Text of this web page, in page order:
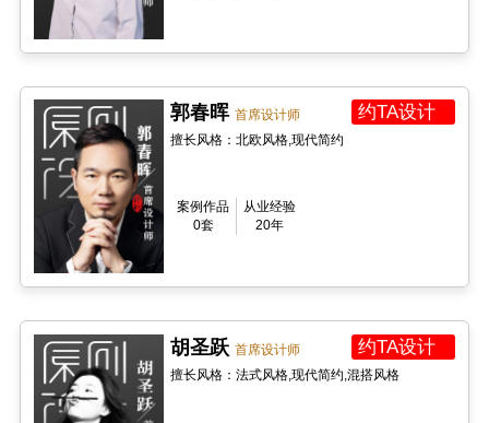
郭春晖首席设计师 约TA设计
擅长风格：北欧风格,现代简约
案例作品
0套
从业经验
20年
胡圣跃首席设计师 约TA设计
擅长风格：法式风格,现代简约,混搭风格